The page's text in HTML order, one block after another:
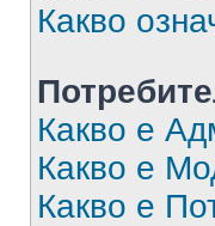
Какво
Какво е
Какво е
Какво е